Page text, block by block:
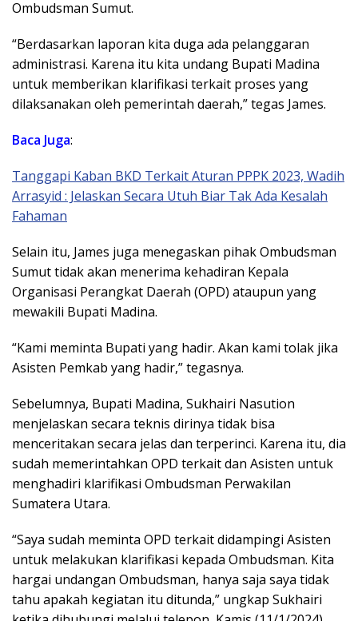
Ombudsman Sumut.
“Berdasarkan laporan kita duga ada pelanggaran
administrasi. Karena itu kita undang Bupati Madina
untuk memberikan klarifikasi terkait proses yang
dilaksanakan oleh pemerintah daerah,” tegas James.
Baca Juga:
Tanggapi Kaban BKD Terkait Aturan PPPK 2023, Wadih
Arrasyid : Jelaskan Secara Utuh Biar Tak Ada Kesalah
Fahaman
Selain itu, James juga menegaskan pihak Ombudsman
Sumut tidak akan menerima kehadiran Kepala
Organisasi Perangkat Daerah (OPD) ataupun yang
mewakili Bupati Madina.
“Kami meminta Bupati yang hadir. Akan kami tolak jika
Asisten Pemkab yang hadir,” tegasnya.
Sebelumnya, Bupati Madina, Sukhairi Nasution
menjelaskan secara teknis dirinya tidak bisa
menceritakan secara jelas dan terperinci. Karena itu, dia
sudah memerintahkan OPD terkait dan Asisten untuk
menghadiri klarifikasi Ombudsman Perwakilan
Sumatera Utara.
“Saya sudah meminta OPD terkait didampingi Asisten
untuk melakukan klarifikasi kepada Ombudsman. Kita
hargai undangan Ombudsman, hanya saja saya tidak
tahu apakah kegiatan itu ditunda,” ungkap Sukhairi